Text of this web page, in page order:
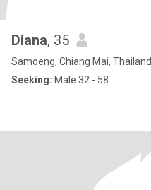
Diana, 35
Samoeng, Chiang Mai, Thailand
Seeking: Male 32 - 58